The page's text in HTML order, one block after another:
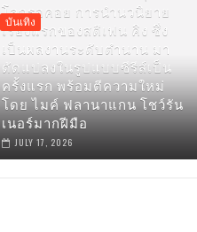
บันเทิง
โลกรอคอย การนำนวนิยาย
เรื่องแรกของสตีเฟน คิง ซึ่ง
เป็นผลงานระดับตำนาน มา
ดัดแปลงในรูปแบบซีรีส์เป็น
ครั้งแรก พร้อมตีความใหม่
โดย ไมค์ ฟลานาแกน โชว์รัน
เนอร์มากฝีมือ
JULY 17, 2026